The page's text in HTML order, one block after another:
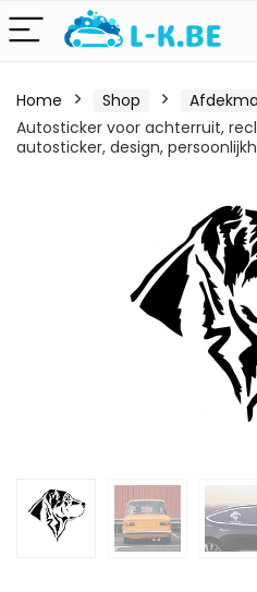
Home Shop
Autosticker voor achterruit,
autosticker, design,